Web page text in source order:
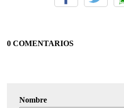
0 COMENTARIOS
Nombre